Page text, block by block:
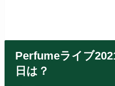
Perfumeライブ
日は？